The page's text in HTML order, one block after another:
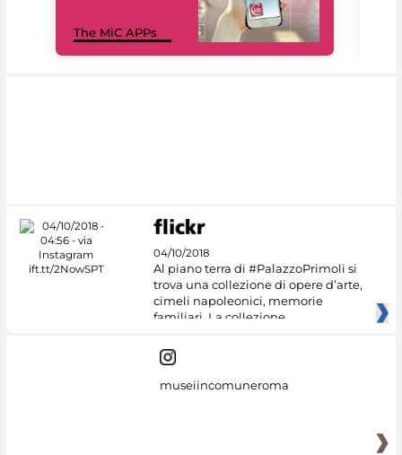
The MiC APPs
04/10/2018
Al piano terra di #PalazzoPrimoli si
trova una collezione di opere d’arte,
cimeli napoleonici, memorie
familiari. La collezione
museiincomuneroma